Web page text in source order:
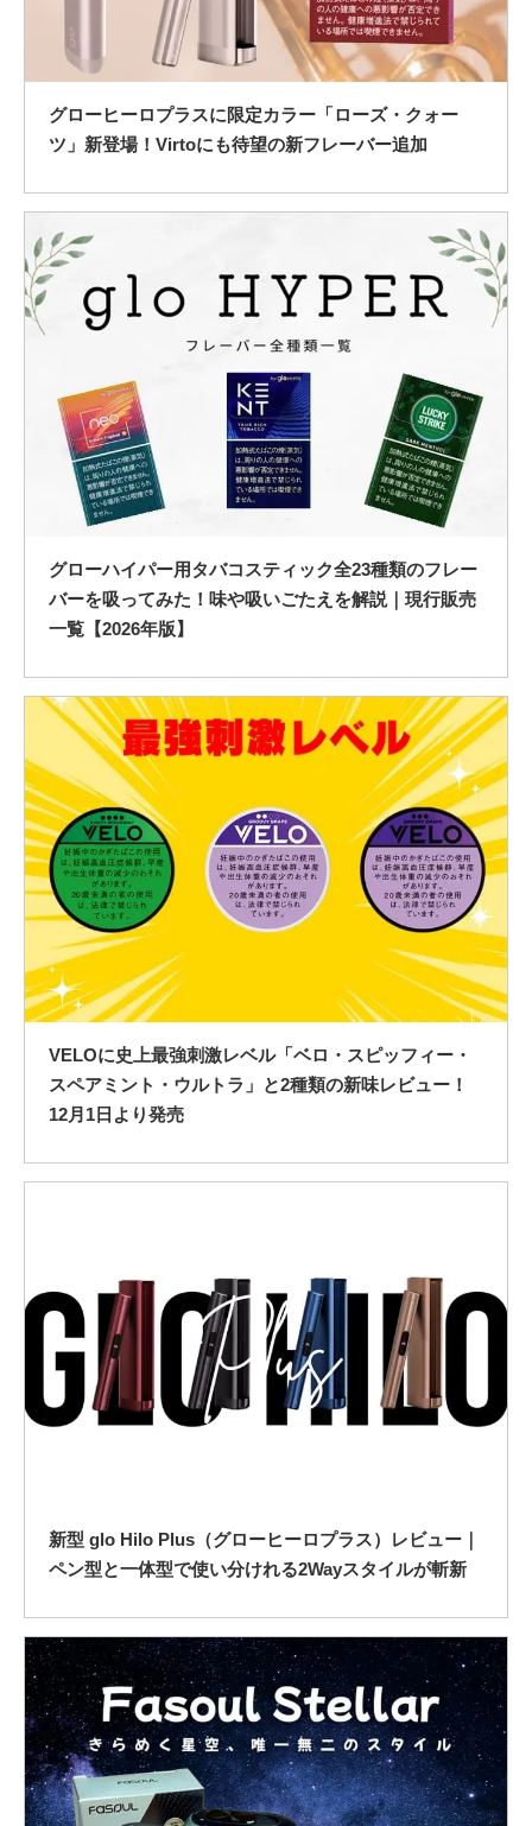
グローヒーロプラスに限定カラー「ローズ・クォー
ツ」新登場！Virtoにも待望の新フレーバー追加
グローハイパー用タバコスティック全23種類のフレー
バーを吸ってみた！味や吸いごたえを解説｜現行販売
一覧【2026年版】
VELOに史上最強刺激レベル「ベロ・スピッフィー・
スペアミント・ウルトラ」と2種類の新味レビュー！
12月1日より発売
新型 glo Hilo Plus（グローヒーロプラス）レビュー｜
ペン型と一体型で使い分けれる2Wayスタイルが斬新